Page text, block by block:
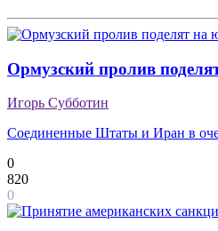
Ормузский пролив
Игорь Субботин
Соединенные Штаты и Иран в
0
820
0